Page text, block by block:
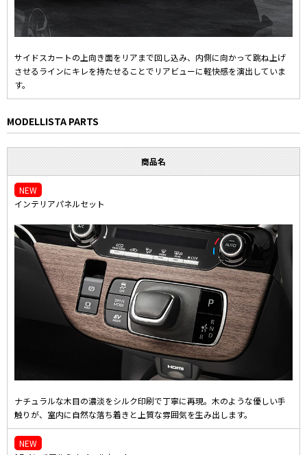
サイドスカートの上向き面をリアまで回し込み、内側に向かって跳ね上げ
させるラインにキレを持たせることでリアビューに軽快感を演出していま
す。
MODELLISTA PARTS
商品名
NEW
インテリアパネルセット
ナチュラルな木目の濃淡をシルク印刷で丁寧に再現。木のような優しい手
触りが、室内に自然な落ち着きと上質な雰囲気を生み出します。
NEW